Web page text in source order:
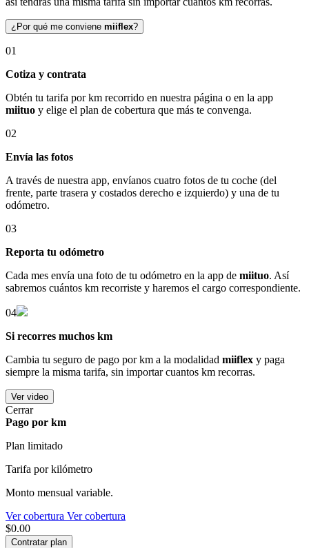
¿Por qué me conviene miiflex?
01
Cotiza y contrata
Obtén tu tarifa por km recorrido en nuestra página o en la app
miituo y elige el plan de cobertura que más te convenga.
02
Envía las fotos
A través de nuestra app, envíanos cuatro fotos de tu coche (del
frente, parte trasera y costados derecho e izquierdo) y una de tu
odómetro.
03
Reporta tu odómetro
Cada mes envía una foto de tu odómetro en la app de miituo. Así
sabremos cuántos km recorriste y haremos el cargo correspondiente.
04
Si recorres muchos km
Cambia tu seguro de pago por km a la modalidad miiflex y paga
siempre la misma tarifa, sin importar cuantos km recorras.
Ver video
Cerrar
Pago por km
Plan limitado
Tarifa por kilómetro
Monto mensual variable.
Ver cobertura Ver cobertura
$0.00
Contratar plan